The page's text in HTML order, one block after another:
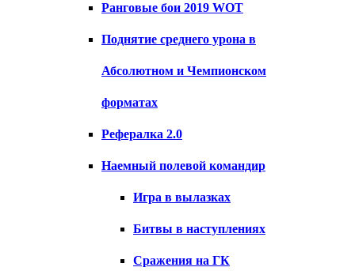
Ранговые бои 2019 WOT
Поднятие среднего урона в
Абсолютном и Чемпионском
форматах
Рефералка 2.0
Наемный полевой командир
Игра в вылазках
Битвы в наступлениях
Сражения на ГК